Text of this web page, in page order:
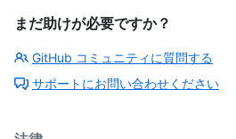
まだ助けが必要ですか？
GitHub コミュニティに質問する
サポートにお問い合わせください